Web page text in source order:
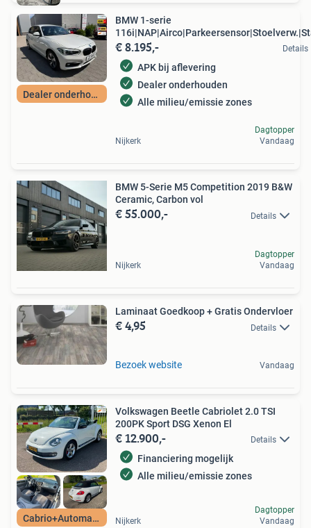
Dealer onderhouden
BMW 1-serie
st
€ 8.195,- Details
APK bij aflevering
Dealer onderhouden
Alle milieu/emissie zones
Nijkerk
Dagtopper
Vandaag
BMW 5-Serie M5 Competition 2019 B&W
Ceramic, Carbon vol
€ 55.000,- Details
Nijkerk
Dagtopper
Vandaag
Laminaat Goedkoop + Gratis Ondervloer
€ 4,95 Details
Bezoek website Vandaag
Cabrio+Automaat
Volkswagen Beetle Cabriolet 2.0 TSI
200PK Sport DSG Xenon El
€ 12.900,- Details
Financiering mogelijk
Alle milieu/emissie zones
Nijkerk
Dagtopper
Vandaag